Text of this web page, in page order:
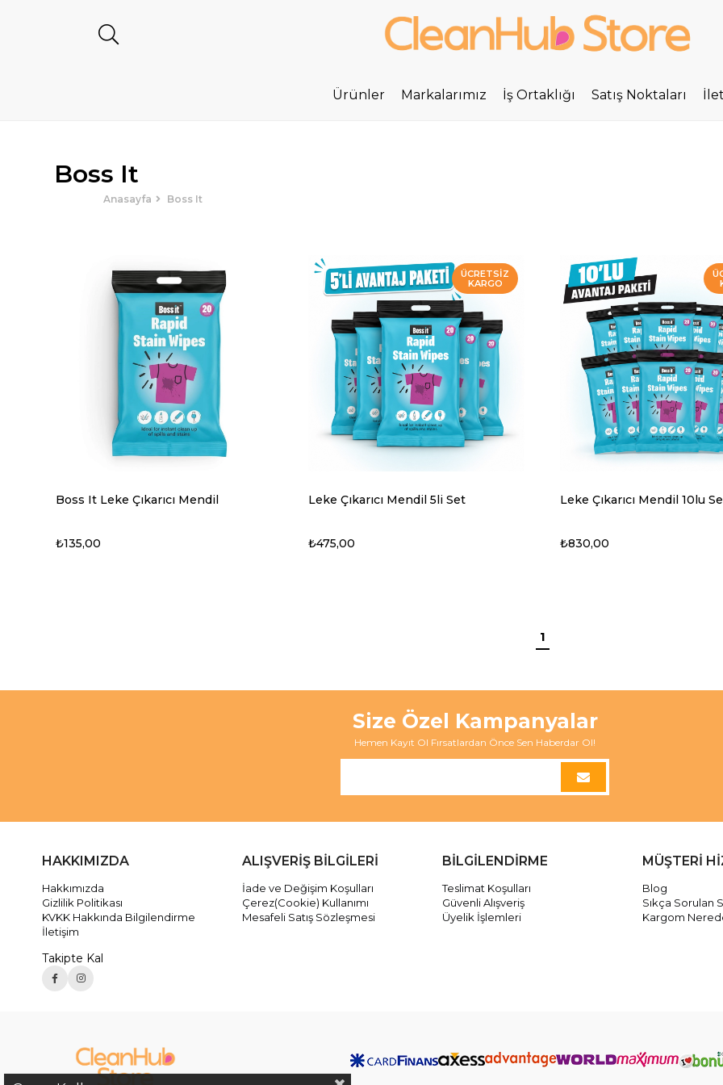
Ürünler Markalarımız İş Ortaklığı Satış Noktaları
Boss It
Anasayfa Boss It
Boss It Leke Çıkarıcı Mendil
₺135,00
Leke Çıkarıcı Mendil 5li Set
₺475,00
ÜCRETSIZ
KARGO
Leke Çıkarıcı Mendil 10lu
₺830,00
1
Size Özel Kampanyalar
Hemen Kayıt Ol Fırsatlardan Önce Sen Haberdar Ol!
HAKKIMIZDA
Hakkımızda
Gizlilik Politikası
KVKK Hakkında Bilgilendirme
İletişim
Takipte Kal
ALIŞVERİŞ BİLGİLERİ
İade ve Değişim Koşulları
Çerez(Cookie) Kullanımı
Mesafeli Satış Sözleşmesi
BİLGİLENDİRME
Teslimat Koşulları
Güvenli Alışveriş
Üyelik İşlemleri
MÜŞTERİ
Blog
Sıkça Sorulan
Kargom